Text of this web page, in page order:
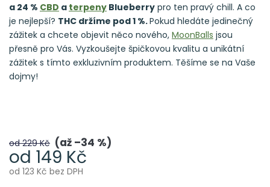
od 229 Kč až –34 %
od 149 Kč
od 123 Kč bez DPH
a 24 % CBD a terpeny Blueberry pro ten pravý chill. A co
je nejlepší? THC držíme pod 1 %.Pokud hledáte jedinečný
zážitek a chcete objevit něco nového, MoonBalls jsou
přesně pro Vás. Vyzkoušejte špičkovou kvalitu a unikátní
zážitek s tímto exkluzivním produktem. Těšíme se na Vaše
dojmy!